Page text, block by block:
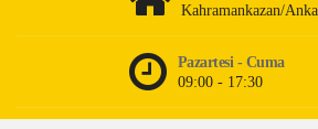
Kahramankazan/
Pazartesi - Cuma
09:00 - 17:30